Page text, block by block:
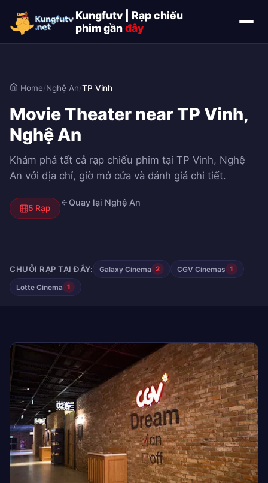
Kungfutv | Rạp chiếu
phim gầnđây
Home/Nghệ An/TP Vinh
Movie Theater near TP Vinh,
Nghệ An
Khám phá tất cả rạp chiếu phim tại TP Vinh, Nghệ
An với địa chỉ, giờ mở cửa và đánh giá chi tiết.
5 Rạp
Quay lại Nghệ An
CHUỖI RẠP TẠI ĐÂY: Galaxy Cinema 2 CGV Cinemas 1
Lotte Cinema 1